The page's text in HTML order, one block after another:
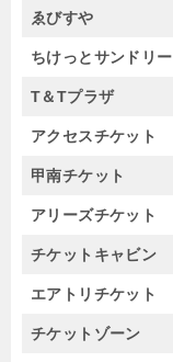
ゑびすや
ちけっとサンドリー
T＆Tプラザ
アクセスチケット
甲南チケット
アリーズチケット
チケットキャビン
エアトリチケット
チケットゾーン